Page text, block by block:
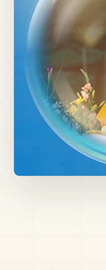
กาจันทร์ ขนนกยูง
อ(ตะวันธรรม)
ะกอบหนังสือ ใจหยุด